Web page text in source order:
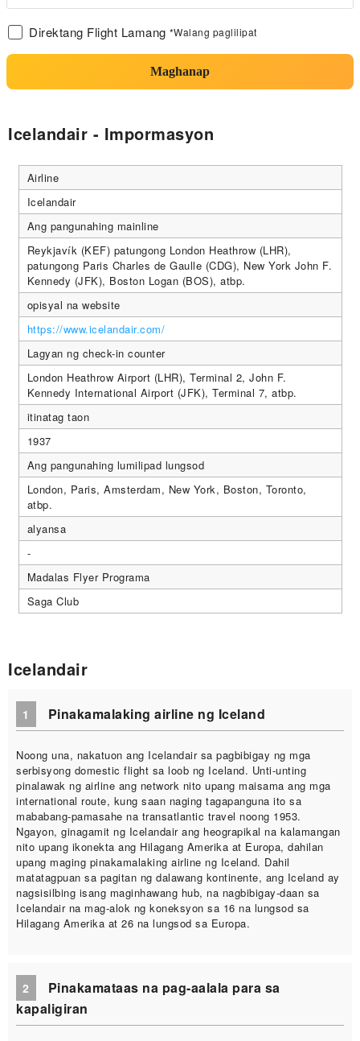
Direktang Flight Lamang *Walang paglilipat
Maghanap
Icelandair - Impormasyon
Airline
Icelandair
Ang pangunahing mainline
Reykjavík (KEF) patungong London Heathrow (LHR),
patungong Paris Charles de Gaulle (CDG), New York John F.
Kennedy (JFK), Boston Logan (BOS), atbp.
opisyal na website
https://www.icelandair.com/
Lagyan ng check-in counter
London Heathrow Airport (LHR), Terminal 2, John F.
Kennedy International Airport (JFK), Terminal 7, atbp.
itinatag taon
1937
Ang pangunahing lumilipad lungsod
London, Paris, Amsterdam, New York, Boston, Toronto,
atbp.
alyansa
-
Madalas Flyer Programa
Saga Club
Icelandair
1 Pinakamalaking airline ng Iceland
Noong una, nakatuon ang Icelandair sa pagbibigay ng mga
serbisyong domestic flight sa loob ng Iceland. Unti-unting
pinalawak ng airline ang network nito upang maisama ang mga
international route, kung saan naging tagapanguna ito sa
mababang-pamasahe na transatlantic travel noong 1953.
Ngayon, ginagamit ng Icelandair ang heograpikal na kalamangan
nito upang ikonekta ang Hilagang Amerika at Europa, dahilan
upang maging pinakamalaking airline ng Iceland. Dahil
matatagpuan sa pagitan ng dalawang kontinente, ang Iceland ay
nagsisilbing isang maginhawang hub, na nagbibigay-daan sa
Icelandair na mag-alok ng koneksyon sa 16 na lungsod sa
Hilagang Amerika at 26 na lungsod sa Europa.
2
Pinakamataas na pag-aalala para sa
kapaligiran